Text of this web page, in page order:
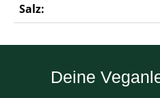
Salz:
Deine